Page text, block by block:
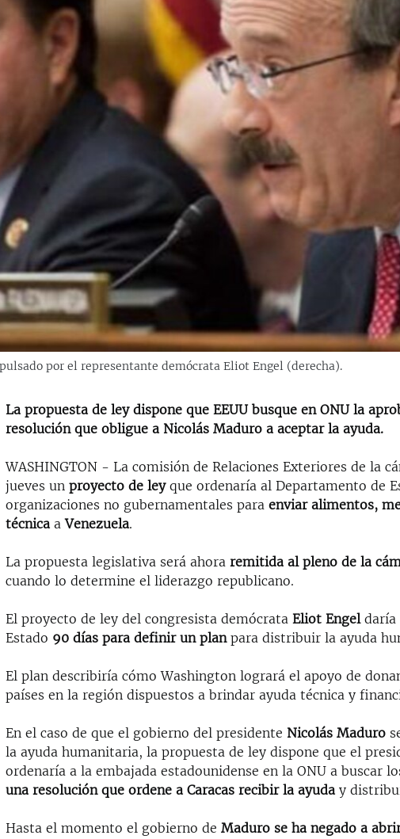
por el representante demócrata Eliot Engel (derecha).
La propuesta de ley dispone que EEUU busque en ONU la
resolución que obligue a Nicolás Maduro a aceptar la ayuda.
WASHINGTON - La comisión de Relaciones Exteriores de la
jueves unproyecto de leyque ordenaría al Departamento de
organizaciones no gubernamentales paraenviar alimentos,
técnica aVenezuela.
La propuesta legislativa será ahoraremitida al pleno de la
cuando lo determine el liderazgo republicano.
El proyecto de ley del congresista demócrataEliot Engeldaría
Estado 90 días para definir un planpara distribuir la ayuda
El plan describiría cómo Washington logrará el apoyo de
países en la región dispuestos a brindar ayuda técnica y
En el caso de que el gobierno del presidente Nicolás Maduro
la ayuda humanitaria, la propuesta de ley dispone que el
ordenaría a la embajada estadounidense en la ONU a buscar
una resolución que ordene a Caracas recibir la ayuda y
Hasta el momento el gobierno deMaduro se ha negado a